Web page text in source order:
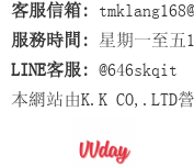
客服信箱:
服務時間: 星期一至五
LINE客服: @646skqit
本網站由K.K CO,.LTD